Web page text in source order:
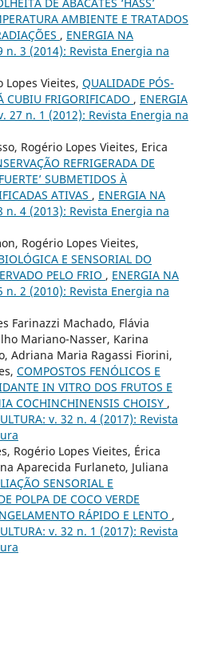
AMBIENTE E TRATADOS
, ENERGIA NA
n. 3 (2014): Revista Energia na
Lopes Vieites, QUALIDADE PÓS-
CUBIU FRIGORIFICADO , ENERGIA
27 n. 1 (2012): Revista Energia na
Rogério Lopes Vieites, Erica
REFRIGERADA DE
SUBMETIDOS À
ATIVAS , ENERGIA NA
n. 4 (2013): Revista Energia na
Rogério Lopes Vieites,
E SENSORIAL DO
PELO FRIO , ENERGIA NA
n. 2 (2010): Revista Energia na
Farinazzi Machado, Flávia
Mariano-Nasser, Karina
Adriana Maria Ragassi Fiorini,
COMPOSTOS FENÓLICOS E
IN VITRO DOS FRUTOS E
COCHINCHINENSIS CHOISY ,
v. 32 n. 4 (2017): Revista
Rogério Lopes Vieites, Érica
Aparecida Furlaneto, Juliana
SENSORIAL E
POLPA DE COCO VERDE
RÁPIDO E LENTO ,
v. 32 n. 1 (2017): Revista